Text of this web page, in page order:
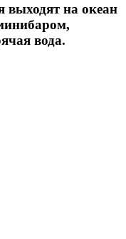
выходят на океан
вода.